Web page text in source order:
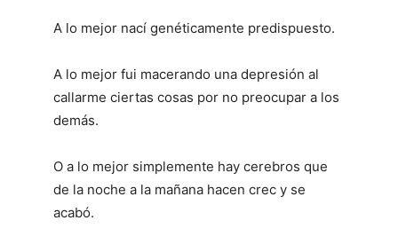
A lo mejor nací genéticamente predispuesto.
A lo mejor fui macerando una depresión al
callarme ciertas cosas por no preocupar a los
demás.
O a lo mejor simplemente hay cerebros que
de la noche a la mañana hacen crec y se
acabó.